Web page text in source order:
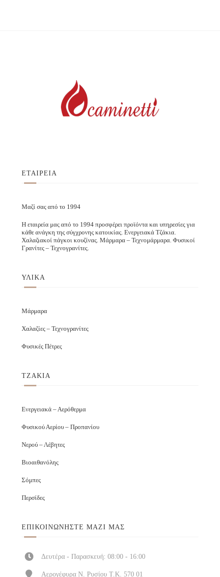
ΕΤΑΙΡΕΙΑ
Μαζί σας από το 1994
Η εταιρεία μας από το 1994 προσφέρει προϊόντα και υπηρεσίες για
κάθε ανάγκη της σύγχρονης κατοικίας. Ενεργειακά Τζάκια.
Χαλαζιακοί πάγκοι κουζίνας. Μάρμαρα – Τεχνομάρμαρα. Φυσικοί
Γρανίτες – Τεχνογρανίτες.
ΥΛΙΚΑ
Μάρμαρα
Χαλαζίες – Τεχνογρανίτες
Φυσικές Πέτρες
ΤΖΑΚΙΑ
Ενεργειακά – Αερόθερμα
Φυσικού Αερίου – Προπανίου
Νερού – Λέβητες
Βιοαιθανόλης
Σόμπες
Περσίδες
ΕΠΙΚΟΙΝΩΝΉΣΤΕ ΜΑΖΊ ΜΑΣ
Δευτέρα - Παρασκευή: 08:00 - 16:00
Αερογέφυρα Ν. Ρυσίου Τ.Κ. 570 01